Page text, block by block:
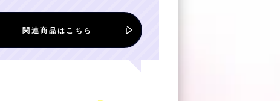
関連商品はこちら